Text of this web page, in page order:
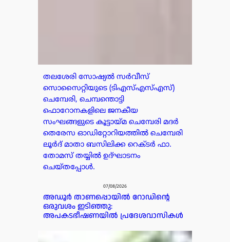
തലശേരി സോഷ്യൽ സർവീസ്
സൊസൈറ്റിയുടെ (ടിഎസ്എസ്എസ്)
ചെമ്പേരി, ചെമ്പന്തൊട്ടി
ഫൊറോനകളിലെ ജനകീയ
സംഘങ്ങളുടെ കൂട്ടായ്മ ചെമ്പേരി മദർ
തെരേസ ഓഡിറ്റോറിയത്തിൽ ചെമ്പേരി
ലൂർദ് മാതാ ബസിലിക്ക റെക്ടർ ഫാ.
തോമസ് തയ്യിൽ ഉദ്ഘാടനം
ചെയ്തപ്പോൾ.
07/08/2026
അഡൂർ താണപ്പൊയിൽ റോഡിന്റെ
ഒരുവശം ഇടിഞ്ഞു:
അപകടഭീഷണയിൽ പ്രദേശവാസികൾ